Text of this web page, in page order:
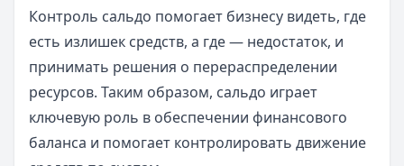
Контроль сальдо помогает бизнесу видеть, где
есть излишек средств, а где — недостаток, и
принимать решения о перераспределении
ресурсов. Таким образом, сальдо играет
ключевую роль в обеспечении финансового
баланса и помогает контролировать движение